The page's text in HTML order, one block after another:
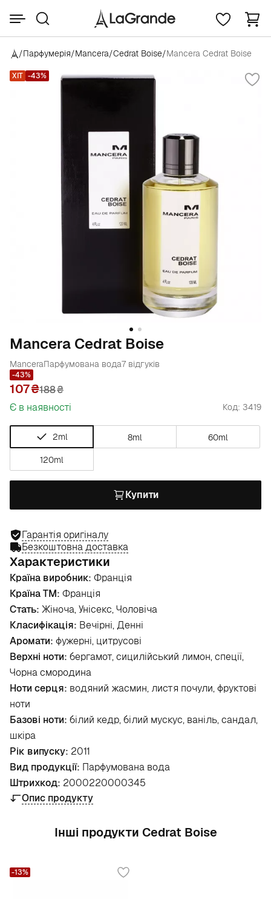
/Парфумерія/Mancera/Cedrat Boise/Mancera Cedrat Boise
ХІТ -43%
Mancera Cedrat Boise
ManceraПарфумована вода7 відгуків
-43%
107 188₴
Є в наявності
Код: 3419
2ml 8ml 60ml
120ml
Купити
Гарантія оригіналу
Безкоштовна доставка
Характеристики
Країна виробник: Франція
Країна ТМ: Франція
Стать: Жіноча, Унісекс, Чоловіча
Класифікація: Вечірні, Денні
Аромати: фужерні, цитрусові
Верхні ноти: бергамот, сицилійський лимон, спеції,
Чорна смородина
Ноти серця: водяний жасмин, листя почули, фруктові
ноти
Базові ноти: білий кедр, білий мускус, ваніль, сандал,
шкіра
Рік випуску: 2011
Вид продукції: Парфумована вода
Штрихкод: 2000220000345
Опис продукту
Інші продукти Cedrat Boise
-13%